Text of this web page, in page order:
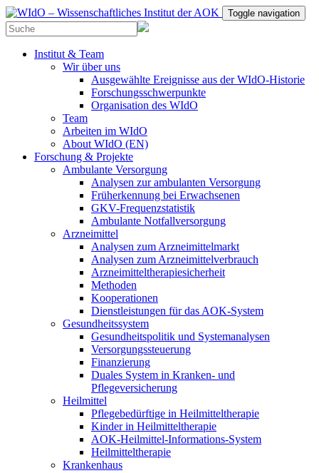
Toggle navigation
Institut & Team
Wir über uns
Ausgewählte Ereignisse aus der WIdO-Historie
Forschungsschwerpunkte
Organisation des WIdO
Team
Arbeiten im WIdO
About WIdO (EN)
Forschung & Projekte
Ambulante Versorgung
Analysen zur ambulanten Versorgung
Früherkennung bei Erwachsenen
GKV-Frequenzstatistik
Ambulante Notfallversorgung
Arzneimittel
Analysen zum Arzneimittelmarkt
Analysen zum Arzneimittelverbrauch
Arzneimitteltherapiesicherheit
Methoden
Kooperationen
Dienstleistungen für das AOK-System
Gesundheitssystem
Gesundheitspolitik und Systemanalysen
Versorgungssteuerung
Finanzierung
Duales System in Kranken- und
Pflegeversicherung
Heilmittel
Pflegebedürftige in Heilmitteltherapie
Kinder in Heilmitteltherapie
AOK-Heilmittel-Informations-System
Heilmitteltherapie
Krankenhaus